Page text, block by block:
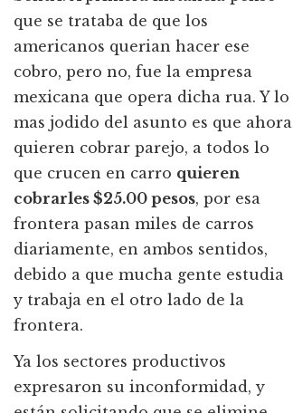
que se trataba de que los
americanos querian hacer ese
cobro, pero no, fue la empresa
mexicana que opera dicha rua. Y lo
mas jodido del asunto es que ahora
quieren cobrar parejo, a todos lo
que crucen en carro quieren
cobrarles $25.00 pesos, por esa
frontera pasan miles de carros
diariamente, en ambos sentidos,
debido a que mucha gente estudia
y trabaja en el otro lado de la
frontera.
Ya los sectores productivos
expresaron su inconformidad, y